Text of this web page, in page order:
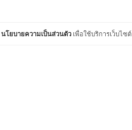
นโยบายความเป็นส่วนตัว เพื่อใช้บริการเว็บไซต์